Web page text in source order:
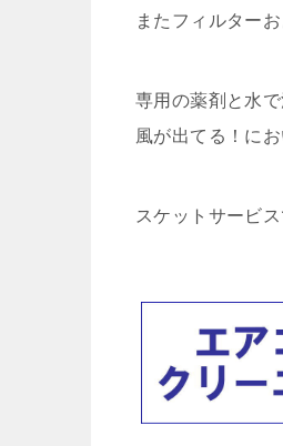
またフィルター
専用の薬剤と水
風が出てる！に
スケットサービ